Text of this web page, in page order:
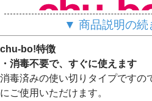
▼ 商品説明の
chu-bo!特徴
・消毒不要で、すぐに使えます
消毒済みの使い切りタイプですの
にご使用いただけます。